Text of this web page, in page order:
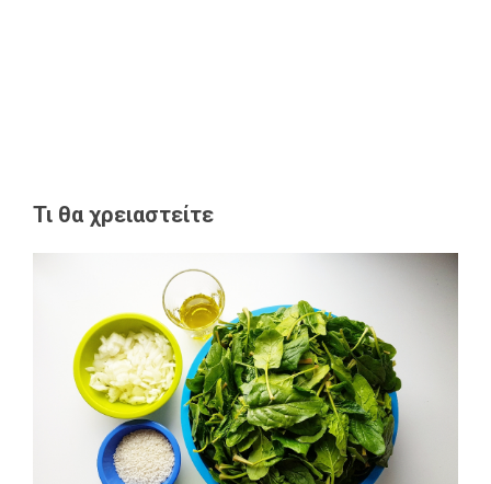
Τι θα χρειαστείτε